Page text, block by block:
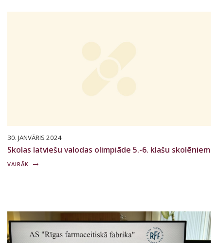
30. JANVĀRIS 2024
Skolas latviešu valodas olimpiāde 5.-6. klašu skolēniem
VAIRĀK